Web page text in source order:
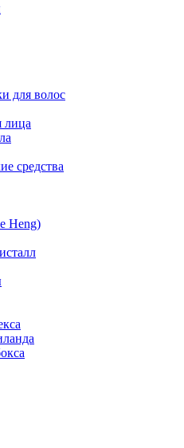
для волос
лица
средства
Heng)